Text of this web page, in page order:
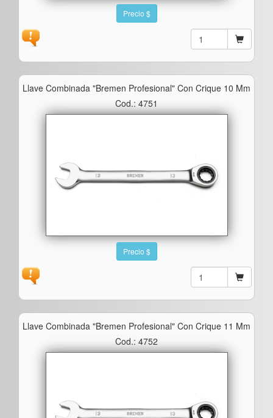
Precio $
Llave Combinada "bremen Profesional" Con Crique 10 Mm
Cod.: 4751
Precio $
Llave Combinada "bremen Profesional" Con Crique 11 Mm
Cod.: 4752